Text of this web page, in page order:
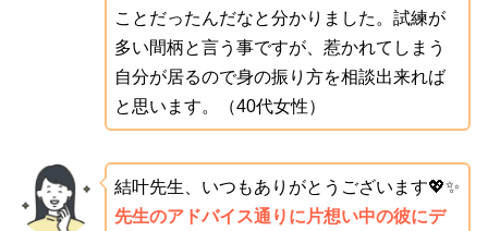
ことだったんだなと分かりました。試練が
多い間柄と言う事ですが、惹かれてしまう
自分が居るので身の振り方を相談出来れば
と思います。（40代女性）
結叶先生、いつもありがとうございます💖✨
先生のアドバイス通りに片想い中の彼にデ